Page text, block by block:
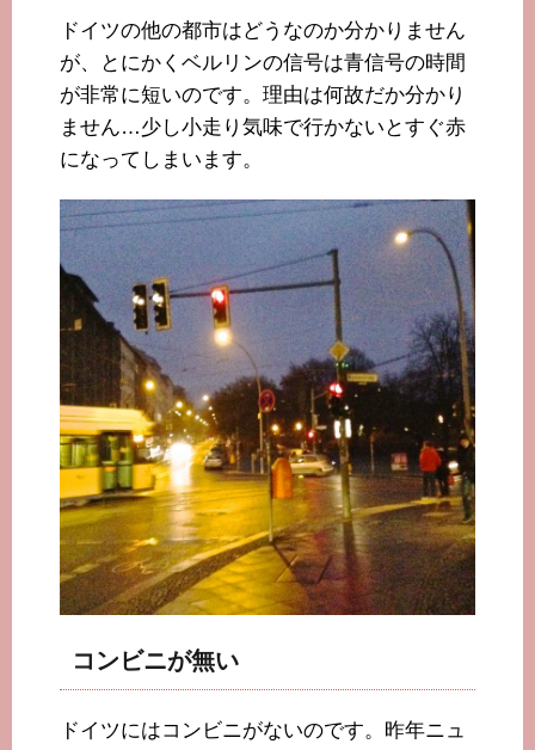
ドイツの他の都市はどうなのか分かりません
が、とにかくベルリンの信号は青信号の時間
が非常に短いのです。理由は何故だか分かり
ません…少し小走り気味で行かないとすぐ赤
になってしまいます。
コンビニが無い
ドイツにはコンビニがないのです。昨年ニュ